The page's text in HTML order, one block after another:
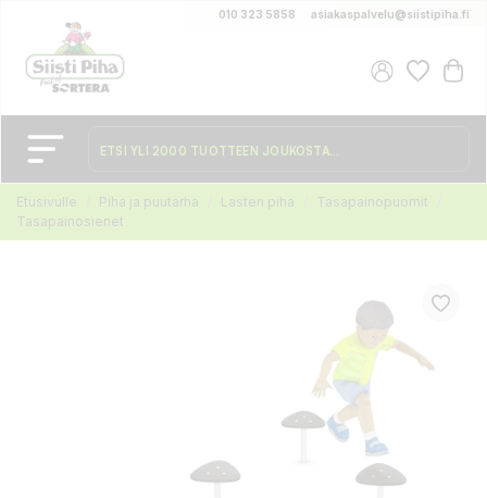
010 323 5858 asiakaspalvelu@siistipiha.fi
Etusivulle Piha ja puutarha Lasten piha
Tasapainopuomit
Tasapainosienet